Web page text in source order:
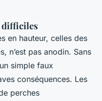
difficiles
en hauteur, celles des
n’est pas anodin. Sans
simple faux
conséquences. Les
perches